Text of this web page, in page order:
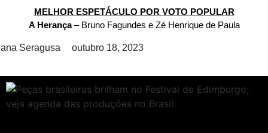
MELHOR ESPETÁCULO POR VOTO POPULAR
A Herança– Bruno Fagundes e Zé Henrique de Paula
Seragusa outubro 18, 2023